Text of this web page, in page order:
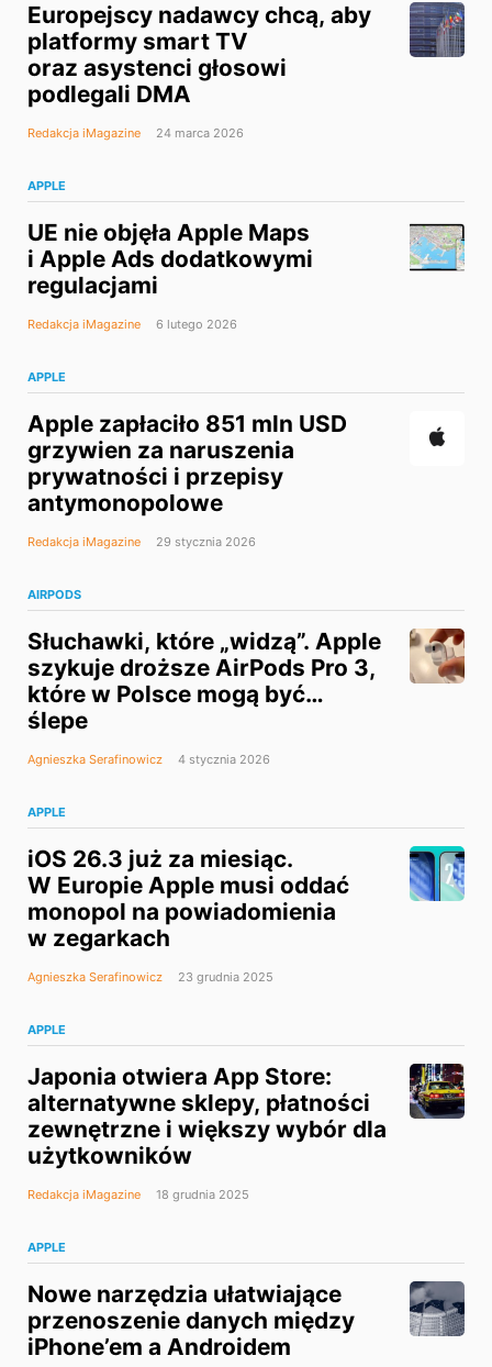
Europejscy nadawcy chcą, aby
platformy smart TV
oraz asystenci głosowi
podlegali DMA
Redakcja iMagazine 24 marca 2026
APPLE
UE nie objęła Apple Maps
i Apple Ads dodatkowymi
regulacjami
Redakcja iMagazine 6 lutego 2026
APPLE
Apple zapłaciło 851 mln USD
grzywien za naruszenia
prywatności i przepisy
antymonopolowe
Redakcja iMagazine 29 stycznia 2026
AIRPODS
Słuchawki, które „widzą”. Apple
szykuje droższe AirPods Pro 3,
które w Polsce mogą być…
ślepe
Agnieszka Serafinowicz 4 stycznia 2026
APPLE
iOS 26.3 już za miesiąc.
W Europie Apple musi oddać
monopol na powiadomienia
w zegarkach
Agnieszka Serafinowicz 23 grudnia 2025
APPLE
Japonia otwiera App Store:
alternatywne sklepy, płatności
zewnętrzne i większy wybór dla
użytkowników
Redakcja iMagazine 18 grudnia 2025
APPLE
Nowe narzędzia ułatwiające
przenoszenie danych między
iPhone’em a Androidem